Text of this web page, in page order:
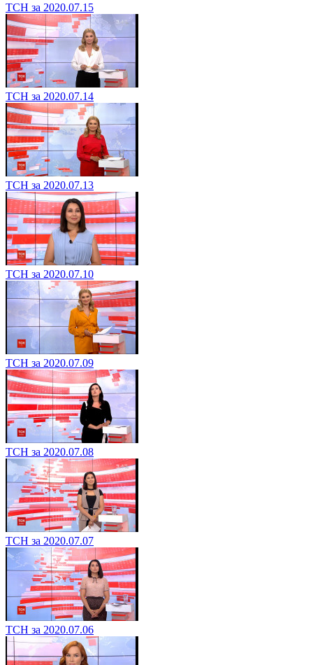
ТСН за 2020.07.15
ТСН за 2020.07.14
ТСН за 2020.07.13
ТСН за 2020.07.10
ТСН за 2020.07.09
ТСН за 2020.07.08
ТСН за 2020.07.07
ТСН за 2020.07.06